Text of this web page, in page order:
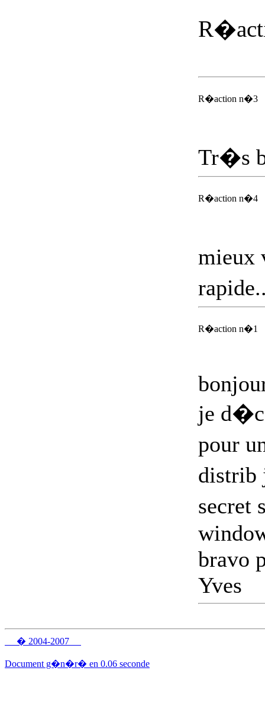
R�action n�3
Tr�s
R�action n�4
mieux
R�action n�1
je
pour
distrib
secret
bravo
Yves
� 2004-2007
Document g�n�r� en 0.06 seconde